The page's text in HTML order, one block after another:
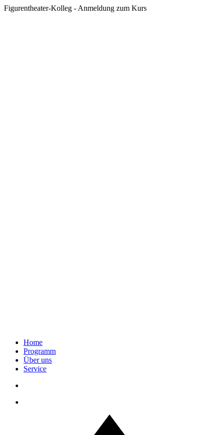
Figurentheater-Kolleg - Anmeldung zum Kurs
Home
Programm
Über uns
Service